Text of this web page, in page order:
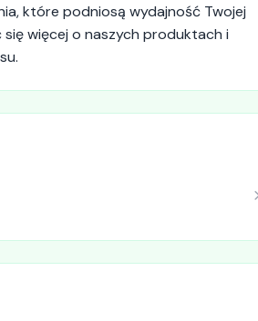
które podniosą wydajność Twojej
się więcej o naszych produktach i